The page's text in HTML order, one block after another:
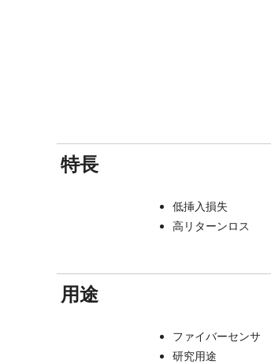
特長
低挿入損失
高リターンロス
用途
ファイバーセンサ
研究用途